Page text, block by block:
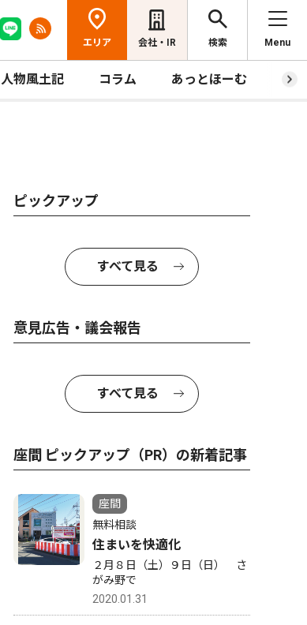
エリア 会社・IR 検索 Menu
人物風土記 コラム あっとほーむ プ
ピックアップ
すべて見る
意見広告・議会報告
すべて見る
座間 ピックアップ（PR）の新着記事
座間
無料相談
住まいを快適化
２月８日（土）９日（日） さ
がみ野で
2020.01.31